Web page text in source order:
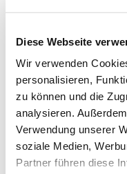
Diese Webseite
Wir verwenden
personalisieren,
zu können und die
analysieren.
Verwendung unserer
soziale Medien,
Partner führen diese